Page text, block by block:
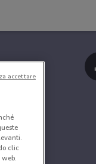
clic
accettare